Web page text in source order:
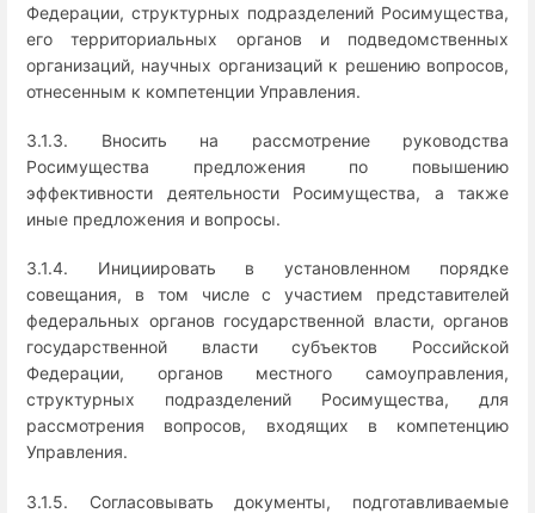
Федерации, структурных подразделений Росимущества,
его территориальных органов и подведомственных
организаций, научных организаций к решению вопросов,
отнесенным к компетенции Управления.
3.1.3. Вносить на рассмотрение руководства
Росимущества предложения по повышению
эффективности деятельности Росимущества, а также
иные предложения и вопросы.
3.1.4. Инициировать в установленном порядке
совещания, в том числе с участием представителей
федеральных органов государственной власти, органов
государственной власти субъектов Российской
Федерации, органов местного самоуправления,
структурных подразделений Росимущества, для
рассмотрения вопросов, входящих в компетенцию
Управления.
3.1.5. Согласовывать документы, подготавливаемые